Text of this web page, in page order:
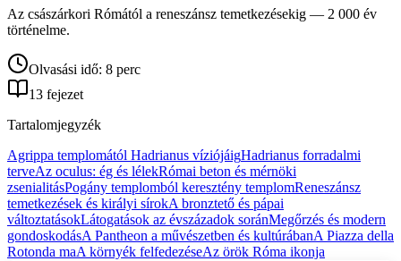
Az császárkori Rómától a reneszánsz temetkezésekig — 2 000 év
történelme.
Olvasási idő: 8 perc
13 fejezet
Tartalomjegyzék
Agrippa templomától Hadrianus víziójáigHadrianus forradalmi
terveAz oculus: ég és lélekRómai beton és mérnöki
zsenialitásPogány templomból keresztény templomReneszánsz
temetkezések és királyi sírokA bronztető és pápai
változtatásokLátogatások az évszázadok soránMegőrzés és modern
gondoskodásA Pantheon a művészetben és kultúrábanA Piazza della
Rotonda maA környék felfedezéseAz örök Róma ikonja